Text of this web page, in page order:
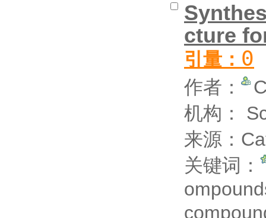
cture
引量： 0
作者：
机构：
来源：
关键词：